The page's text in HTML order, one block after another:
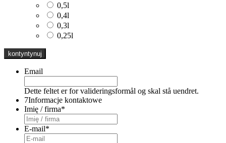
0,5l
0,4l
0,3l
0,25l
Email
Dette feltet er for valideringsformål og skal stå uendret.
7Informacje kontaktowe
Imię / firma*
E-mail*